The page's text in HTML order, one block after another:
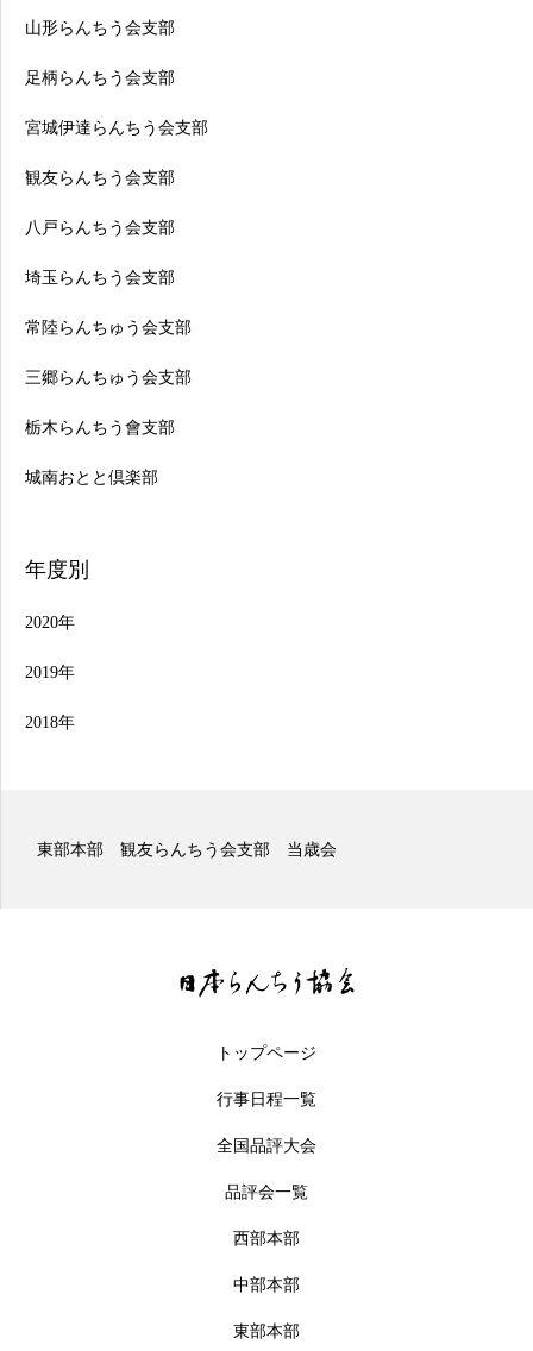
山形らんちう会支部
足柄らんちう会支部
宮城伊達らんちう会支部
観友らんちう会支部
八戸らんちう会支部
埼玉らんちう会支部
常陸らんちゅう会支部
三郷らんちゅう会支部
栃木らんちう會支部
城南おとと倶楽部
年度別
2020年
2019年
2018年
東部本部 観友らんちう会支部 当歳会
トップページ
行事日程一覧
全国品評大会
品評会一覧
西部本部
中部本部
東部本部